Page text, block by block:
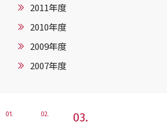
2011年度
2010年度
2009年度
2007年度
1 2 3